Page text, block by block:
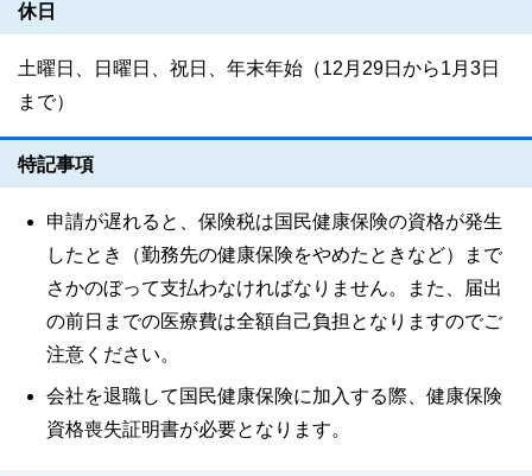
休日
土曜日、日曜日、祝日、年末年始（12月29日から1月3日
まで）
特記事項
申請が遅れると、保険税は国民健康保険の資格が発生
したとき（勤務先の健康保険をやめたときなど）まで
さかのぼって支払わなければなりません。また、届出
の前日までの医療費は全額自己負担となりますのでご
注意ください。
会社を退職して国民健康保険に加入する際、健康保険
資格喪失証明書が必要となります。